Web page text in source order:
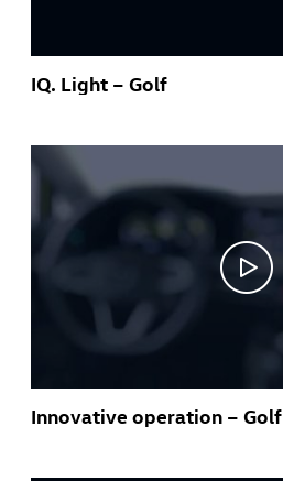
IQ. Light – Golf
Innovative operation – Golf